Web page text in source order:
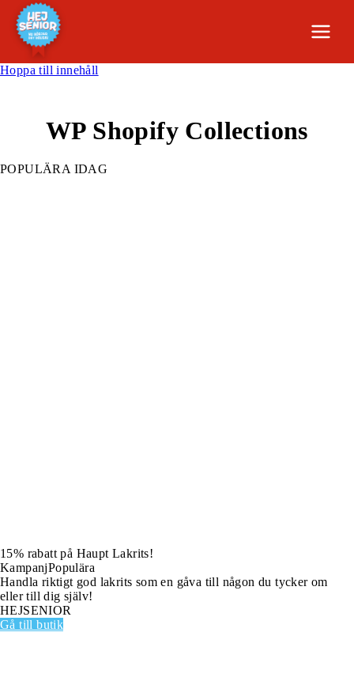
Hoppa till innehåll
WP Shopify Collections
POPULÄRA IDAG
15% rabatt på Haupt Lakrits!
KampanjPopulära
Handla riktigt god lakrits som en gåva till någon du tycker om
eller till dig själv!
HEJSENIOR
Gå till butik